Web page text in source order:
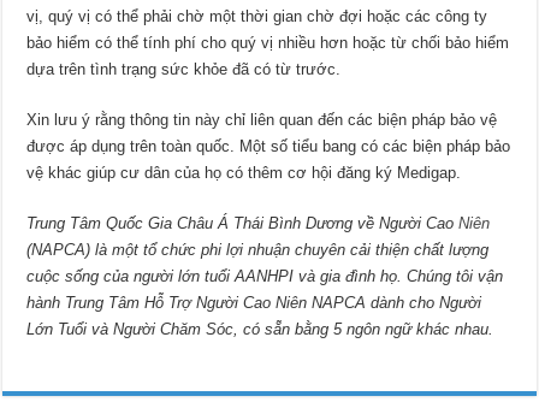
vị, quý vị có thể phải chờ một thời gian chờ đợi hoặc các công ty
bảo hiểm có thể tính phí cho quý vị nhiều hơn hoặc từ chối bảo hiểm
dựa trên tình trạng sức khỏe đã có từ trước.
Xin lưu ý rằng thông tin này chỉ liên quan đến các biện pháp bảo vệ
được áp dụng trên toàn quốc. Một số tiểu bang có các biện pháp bảo
vệ khác giúp cư dân của họ có thêm cơ hội đăng ký Medigap.
Trung Tâm Quốc Gia Châu Á Thái Bình Dương về Người CaoNiên
(NAPCA) là một tổ chức phi lợi nhuận chuyên cải thiện chất lượng
cuộc sống của người lớn tuổi AANHPI và gia đình họ. Chúng tôi vận
hành Trung Tâm Hỗ Trợ Người Cao Niên NAPCA dành cho Người
Lớn Tuổi và Người Chăm Sóc, có sẵn bằng 5 ngôn ngữ khác nhau.